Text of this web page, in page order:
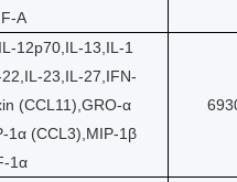
A
12p70,IL-13,IL-1
23,IL-27,IFN-
(CCL11),GRO-α
1α (CCL3),MIP-1β
1α